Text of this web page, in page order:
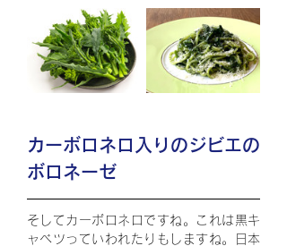
カーボロネロ入りのジビエの
ボロネーゼ
そしてカーボロネロですね。これは黒キ
ャベツっていわれたりもしますね。日本